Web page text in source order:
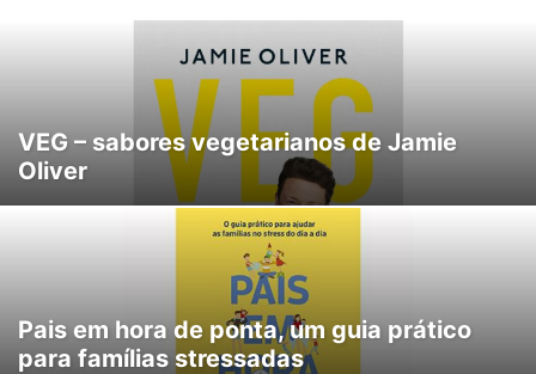
VEG – sabores vegetarianos de Jamie
Oliver
Pais em hora de ponta, um guia prático
para famílias stressadas